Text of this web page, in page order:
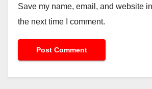
Save my name, email, and website
the next time I comment.